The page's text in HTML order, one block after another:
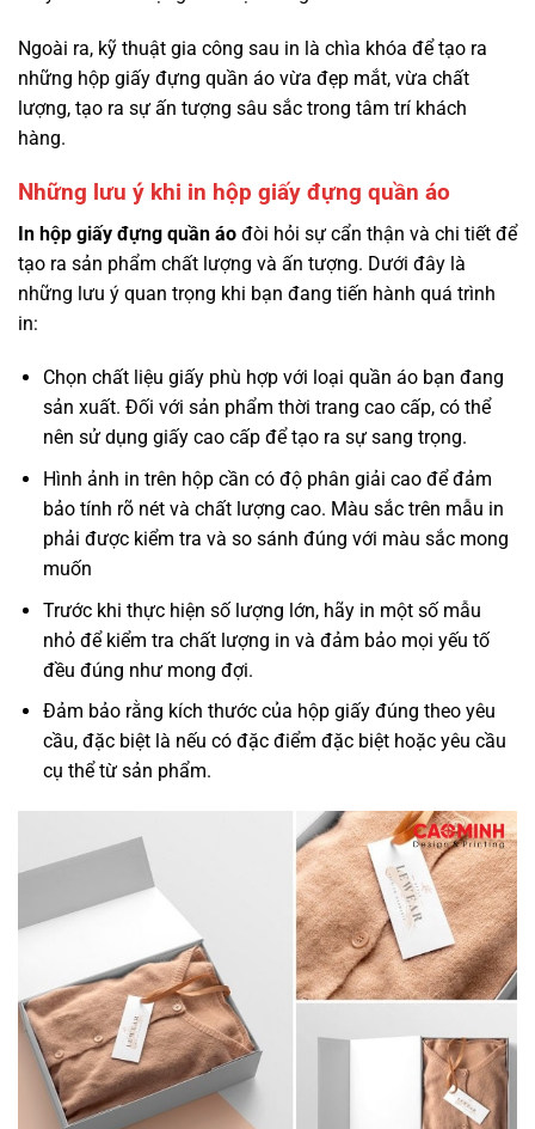
Ngoài ra, kỹ thuật gia công sau in là chìa khóa để tạo ra
những hộp giấy đựng quần áo vừa đẹp mắt, vừa chất
lượng, tạo ra sự ấn tượng sâu sắc trong tâm trí khách
hàng.
Những lưu ý khi in hộp giấy đựng quần áo
In hộp giấy đựng quần áo đòi hỏi sự cẩn thận và chi tiết để
tạo ra sản phẩm chất lượng và ấn tượng. Dưới đây là
những lưu ý quan trọng khi bạn đang tiến hành quá trình
in:
Chọn chất liệu giấy phù hợp với loại quần áo bạn đang
sản xuất. Đối với sản phẩm thời trang cao cấp, có thể
nên sử dụng giấy cao cấp để tạo ra sự sang trọng.
Hình ảnh in trên hộp cần có độ phân giải cao để đảm
bảo tính rõ nét và chất lượng cao. Màu sắc trên mẫu in
phải được kiểm tra và so sánh đúng với màu sắc mong
muốn
Trước khi thực hiện số lượng lớn, hãy in một số mẫu
nhỏ để kiểm tra chất lượng in và đảm bảo mọi yếu tố
đều đúng như mong đợi.
Đảm bảo rằng kích thước của hộp giấy đúng theo yêu
cầu, đặc biệt là nếu có đặc điểm đặc biệt hoặc yêu cầu
cụ thể từ sản phẩm.